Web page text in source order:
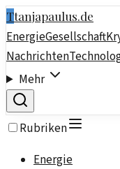
Ttanjapaulus.de
EnergieGesellschaft
Nachrichten
Mehr
Rubriken
Energie